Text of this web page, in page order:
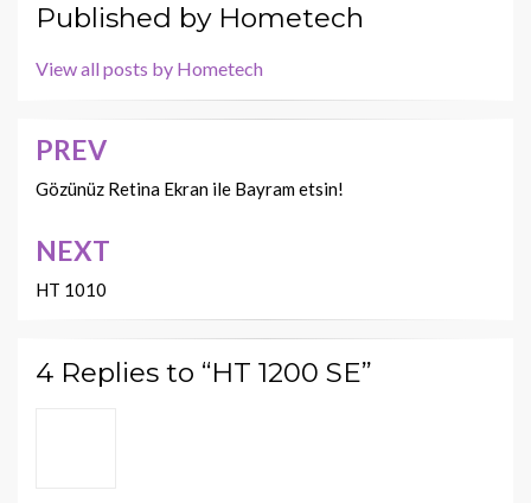
Published by Hometech
View all posts by Hometech
Yazı
dolaşımı
PREV
Gözünüz Retina Ekran ile Bayram etsin!
NEXT
HT 1010
4 Replies to “HT 1200 SE”